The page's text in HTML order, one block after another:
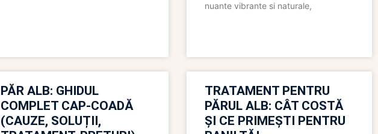
nuante vibrante si naturale,
PĂR ALB: GHIDUL
COMPLET CAP-COADĂ
(CAUZE, SOLUȚII,
TRATAMENT PENTRU
PĂRUL ALB: CÂT COSTĂ
ȘI CE PRIMEȘTI PENTRU